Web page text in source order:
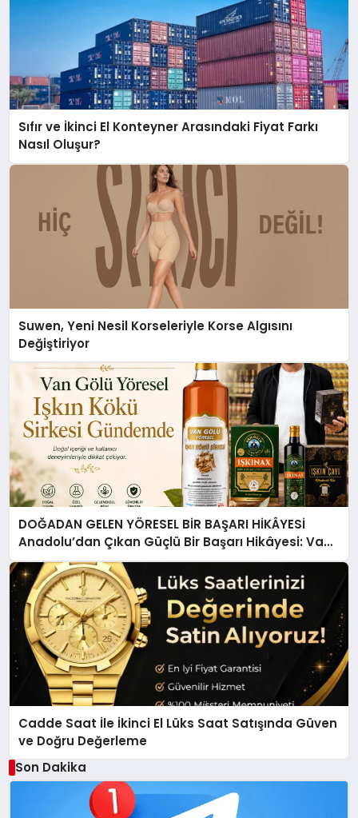
Sıfır ve İkinci El Konteyner Arasındaki Fiyat Farkı
Nasıl Oluşur?
Suwen, Yeni Nesil Korseleriyle Korse Algısını
Değiştiriyor
DOĞADAN GELEN YÖRESEL BİR BAŞARI HİKÂYESİ
Anadolu’dan Çıkan Güçlü Bir Başarı Hikâyesi: Van
Gölü Yöresel Işkın Kökü Sirkesi
Cadde Saat İle İkinci El Lüks Saat Satışında Güven
ve Doğru Değerleme
Son Dakika